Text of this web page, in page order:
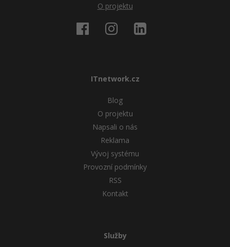
O projektu
ITnetwork.cz
Blog
O projektu
Napsali o nás
Reklama
Vývoj systému
Provozní podmínky
RSS
Kontakt
Služby